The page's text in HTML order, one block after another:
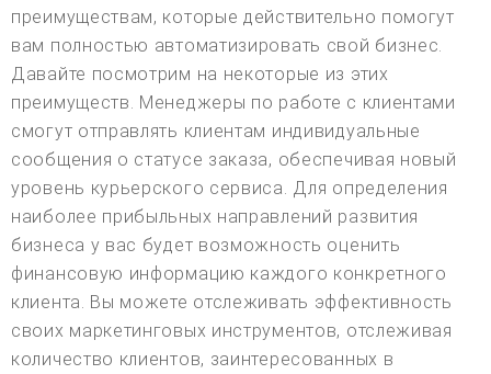
преимуществам, которые действительно помогут
вам полностью автоматизировать свой бизнес.
Давайте посмотрим на некоторые из этих
преимуществ. Менеджеры по работе с клиентами
смогут отправлять клиентам индивидуальные
сообщения о статусе заказа, обеспечивая новый
уровень курьерского сервиса. Для определения
наиболее прибыльных направлений развития
бизнеса у вас будет возможность оценить
финансовую информацию каждого конкретного
клиента. Вы можете отслеживать эффективность
своих маркетинговых инструментов, отслеживая
количество клиентов, заинтересованных в